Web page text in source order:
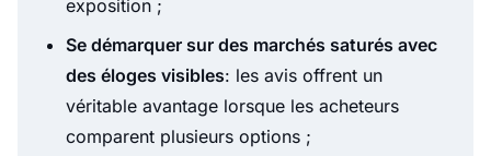
exposition ;
Se démarquer sur des marchés saturés avec
des éloges visibles: les avis offrent un
véritable avantage lorsque les acheteurs
comparent plusieurs options ;